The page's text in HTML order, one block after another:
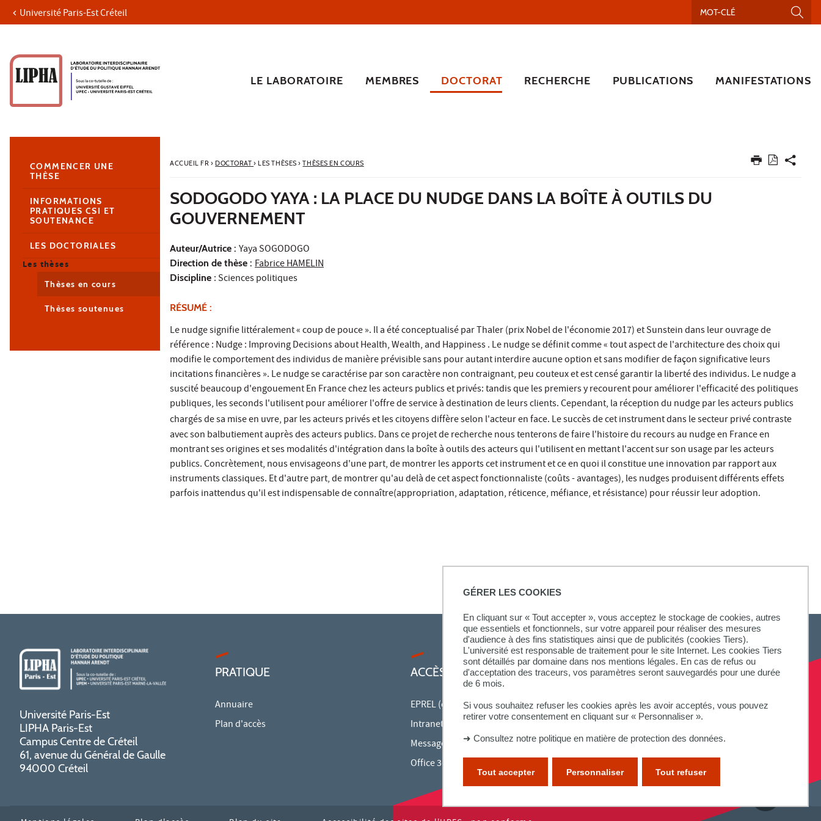
GÉRER LES COOKIES
En cliquant sur « Tout accepter », vous acceptez le stockage de cookies, autres
que essentiels et fonctionnels, sur votre appareil pour réaliser des mesures
d'audience à des fins statistiques ainsi que de publicités (cookies Tiers).
L'université est responsable de traitement pour le site Internet. Les cookies Tiers
sont détaillés par domaine dans nos mentions légales. En cas de refus ou
d'acceptation des traceurs, vos paramètres seront sauvegardés pour une durée
de 6 mois.
Si vous souhaitez refuser les cookies après les avoir acceptés, vous pouvez
retirer votre consentement en cliquant sur « Personnaliser ».
➜ Consultez notre politique en matière de protection des données.
Tout accepter Tout refuser
Personnaliser
Aller au contenu
Recherche
Navigation secondaire
Université Paris-Est Créteil
LE LABORATOIRE MEMBRES DOCTORAT RECHERCHE PUBLICATIONS MANIFESTATIONS
ACCUEIL FR› DOCTORAT› LES THÈSES› THÈSES EN COURS
SODOGODO YAYA : LA PLACE DU NUDGE DANS LA BOÎTE À OUTILS DU
GOUVERNEMENT
Auteur/Autrice : Yaya SOGODOGO
Direction de thèse : Fabrice HAMELIN
Discipline : Sciences politiques
RÉSUMÉ :
Le nudge signifie littéralement « coup de pouce ». Il a été conceptualisé par Thaler (prix Nobel de l'économie 2017) et Sunstein dans leur ouvrage de
référence : Nudge : Improving Decisions about Health, Wealth, and Happiness . Le nudge se définit comme « tout aspect de l'architecture des choix qui
modifie le comportement des individus de manière prévisible sans pour autant interdire aucune option et sans modifier de façon significative leurs
incitations financières ». Le nudge se caractérise par son caractère non contraignant, peu couteux et est censé garantir la liberté des individus. Le nudge a
suscité beaucoup d'engouement En France chez les acteurs publics et privés: tandis que les premiers y recourent pour améliorer l'efficacité des politiques
publiques, les seconds l'utilisent pour améliorer l'offre de service à destination de leurs clients. Cependant, la réception du nudge par les acteurs publics
chargés de sa mise en uvre, par les acteurs privés et les citoyens diffère selon l'acteur en face. Le succès de cet instrument dans le secteur privé contraste
avec son balbutiement auprès des acteurs publics. Dans ce projet de recherche nous tenterons de faire l'histoire du recours au nudge en France en
montrant ses origines et ses modalités d'intégration dans la boîte à outils des acteurs qui l'utilisent en mettant l'accent sur son usage par les acteurs
publics. Concrètement, nous envisageons d'une part, de montrer les apports cet instrument et ce en quoi il constitue une innovation par rapport aux
instruments classiques. Et d'autre part, de montrer qu'au delà de cet aspect fonctionnaliste (coûts - avantages), les nudges produisent différents effets
parfois inattendus qu'il est indispensable de connaître(appropriation, adaptation, réticence, méfiance, et résistance) pour réussir leur adoption.
COMMENCER UNE
THÈSE
INFORMATIONS
PRATIQUES CSI ET
SOUTENANCE
LES DOCTORIALES
Les thèses
Thèses en cours
Thèses soutenues
Université Paris-Est
LIPHA Paris-Est
Campus Centre de Créteil
61, avenue du Général de Gaulle
94000 Créteil
PRATIQUE
Annuaire
Plan d'accès
ACCÈS RAPIDES
EPREL (cours en ligne)
Intranet des personnels
Messagerie des personnels
Office 365